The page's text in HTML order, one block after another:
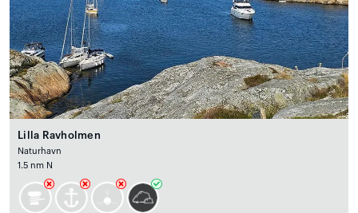
Lilla Ravholmen
Naturhavn
1.5 nm N